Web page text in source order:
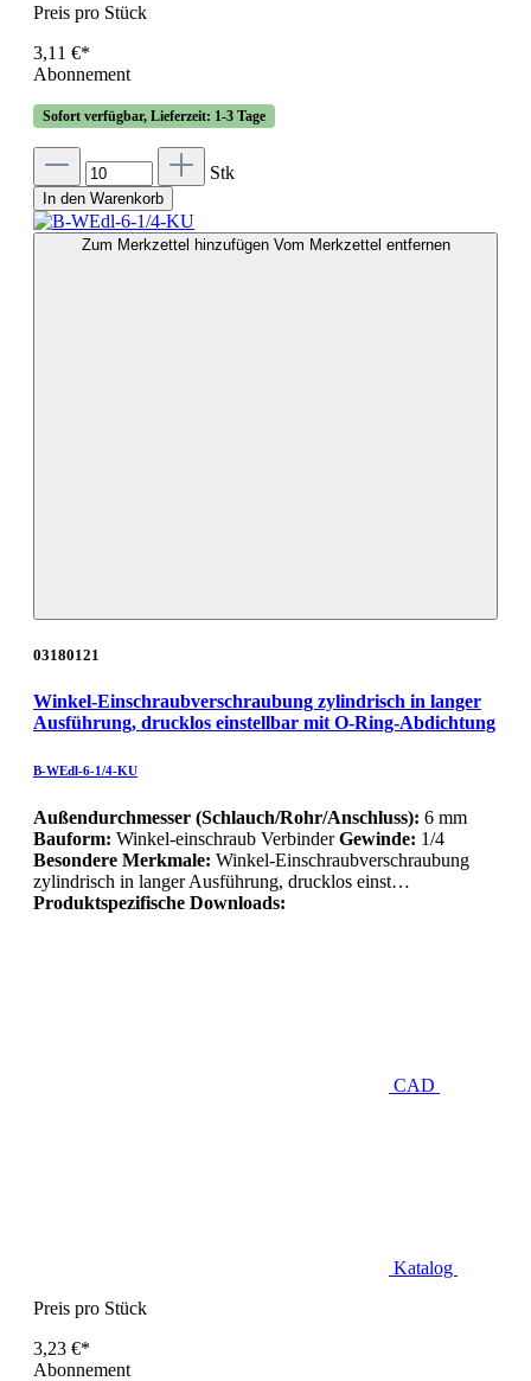
Preis pro Stück
3,11 €*
Abonnement
Sofort verfügbar, Lieferzeit: 1-3 Tage
Stk
In den Warenkorb
Zum Merkzettel hinzufügen Vom Merkzettel entfernen
03180121
Winkel-Einschraubverschraubung zylindrisch in langer
Ausführung, drucklos einstellbar mit O-Ring-Abdichtung
B-WEdl-6-1/4-KU
Außendurchmesser (Schlauch/Rohr/Anschluss): 6 mm
Bauform: Winkel-einschraub VerbinderGewinde: 1/4
Besondere Merkmale: Winkel-Einschraubverschraubung
zylindrisch in langer Ausführung, drucklos einst…
Produktspezifische Downloads:
CAD
Katalog
Preis pro Stück
3,23 €*
Abonnement